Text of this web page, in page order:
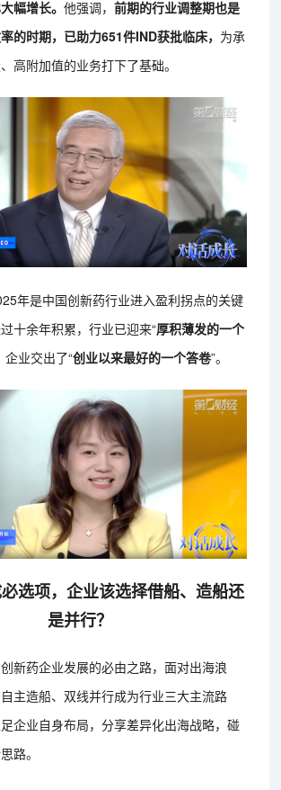
幅增长。他强调，前期的行业调整期也是
的时期，已助力651件IND获批临床， 为承
高附加值的业务打下了基础。
年是中国创新药行业进入盈利拐点的关键
十余年积累，行业已迎来“厚积薄发的一个
企业交出了“创业以来最好的一个答卷”。
选项，企业该选择借船、造船还
是并行？
新药企业发展的必由之路，面对出海浪
主造船、双线并行成为行业三大主流路
企业自身布局，分享差异化出海战略，碰
路。